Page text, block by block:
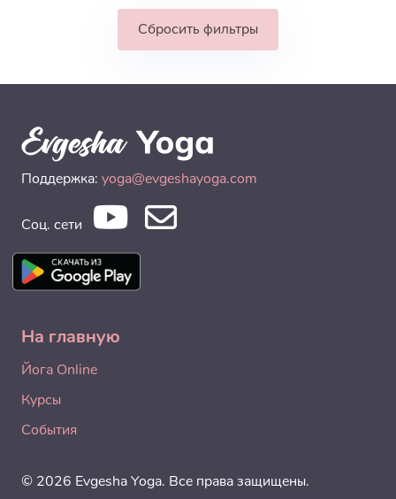
Сбросить фильтры
Поддержка: yoga@evgeshayoga.com
Соц. сети
На главную
Йога Online
Курсы
События
© 2026 Evgesha Yoga. Все права защищены.